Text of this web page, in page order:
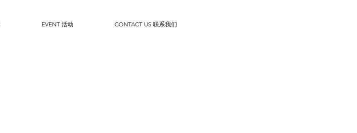
EVENT 活动 CONTACT US 联系我们